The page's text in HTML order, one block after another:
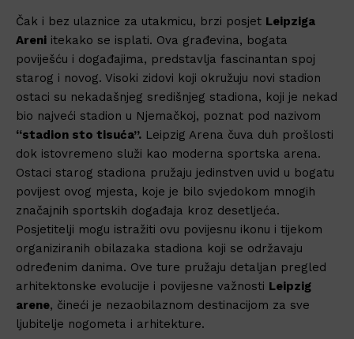
Čak i bez ulaznice za utakmicu, brzi posjet Leipziga
Areni itekako se isplati. Ova građevina, bogata
poviješću i događajima, predstavlja fascinantan spoj
starog i novog. Visoki zidovi koji okružuju novi stadion
ostaci su nekadašnjeg središnjeg stadiona, koji je nekad
bio najveći stadion u Njemačkoj, poznat pod nazivom
“stadion sto tisuća”. Leipzig Arena čuva duh prošlosti
dok istovremeno služi kao moderna sportska arena.
Ostaci starog stadiona pružaju jedinstven uvid u bogatu
povijest ovog mjesta, koje je bilo svjedokom mnogih
značajnih sportskih događaja kroz desetljeća.
Posjetitelji mogu istražiti ovu povijesnu ikonu i tijekom
organiziranih obilazaka stadiona koji se održavaju
određenim danima. Ove ture pružaju detaljan pregled
arhitektonske evolucije i povijesne važnosti Leipzig
arene, čineći je nezaobilaznom destinacijom za sve
ljubitelje nogometa i arhitekture.